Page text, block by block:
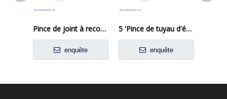
Pince de joint à recouvrement en acier aluminisé, pince à bande d'échappement
enquête
5 'Pince de tuyau d'échappement joint préformé en acier aluminisé
enquête